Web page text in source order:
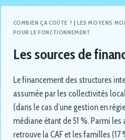
COMBIEN ÇA COÛTE ? |LES MOYENS
POUR LE FONCTIONNEMENT
Les sources de
Le financement des structures
assumée par les collectivités
(dans le cas d’une gestion en
médiane étant de 51 %. Parmi
retrouve la CAF et les familles (17